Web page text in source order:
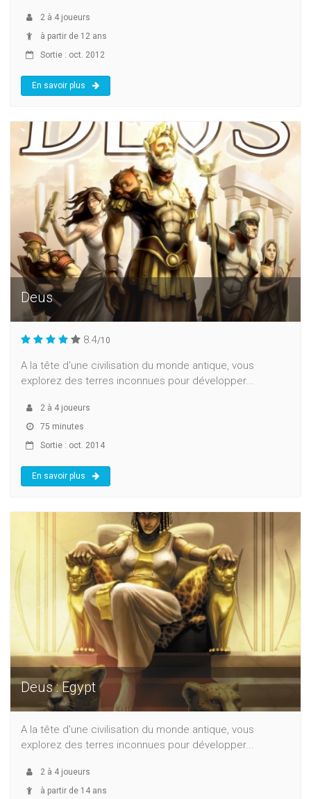
2 à 4 joueurs
à partir de 12 ans
Sortie : oct. 2012
En savoir plus
Deus
8.4/10
A la tête d'une civilisation du monde antique, vous
explorez des terres inconnues pour développer...
2 à 4 joueurs
75 minutes
Sortie : oct. 2014
En savoir plus
Deus : Egypt
A la tête d'une civilisation du monde antique, vous
explorez des terres inconnues pour développer...
2 à 4 joueurs
à partir de 14 ans